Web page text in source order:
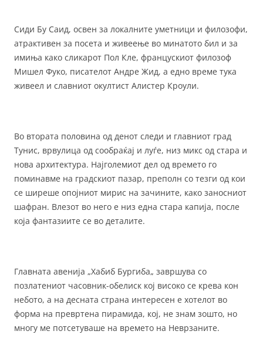
Сиди Бу Саид, освен за локалните уметници и филозофи,
атрактивен за посета и живеење во минатото бил и за
имиња како сликарот Пол Кле, францускиот филозоф
Мишел Фуко, писателот Андре Жид, а едно време тука
живеел и славниот окултист Алистер Кроули.
Во втората половина од денот следи и главниот град
Тунис, врвулица од сообраќај и луѓе, низ микс од стара и
нова архитектура. Најголемиот дел од времето го
поминавме на градскиот пазар, преполн со тезги од кои
се ширеше опојниот мирис на зачините, како заносниот
шафран. Влезот во него е низ една стара капија, после
која фантазиите се во деталите.
Главната авенија „Хабиб Бургиба„ завршува со
позлатениот часовник-обелиск кој високо се крева кон
небото, а на десната страна интересен е хотелот во
форма на превртена пирамида, кој, не знам зошто, но
многу ме потсетуваше на времето на Неврзаните.